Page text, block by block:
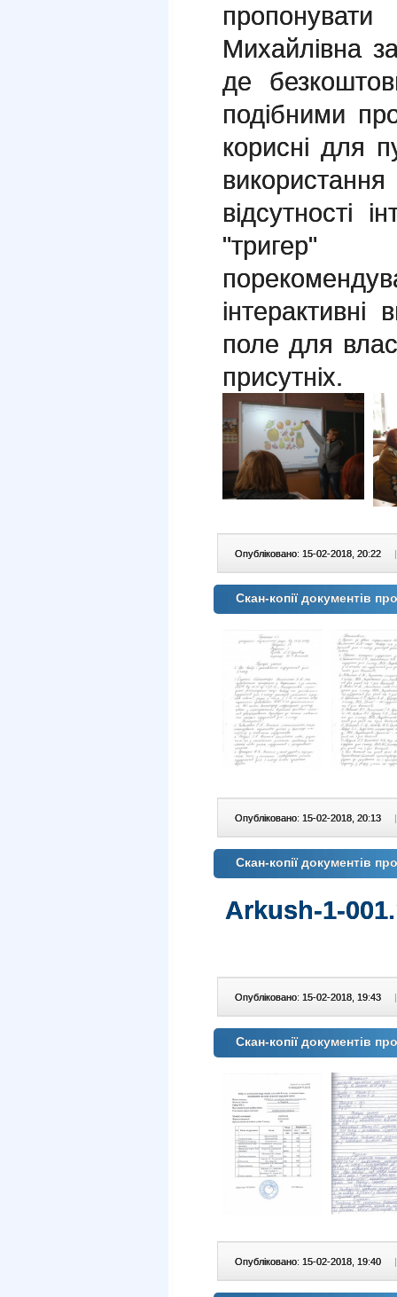
Михайлівна
де
подібними
корисні для
відсутності
"тригер"
поле для
присутніх.
Опубліковано: 15-02-2018, 20:22 |
Скан-копії документів
Опубліковано: 15-02-2018, 20:13 |
Скан-копії документів
Arkush-1-
Опубліковано: 15-02-2018, 19:43 |
Скан-копії документів
Опубліковано: 15-02-2018, 19:40 |